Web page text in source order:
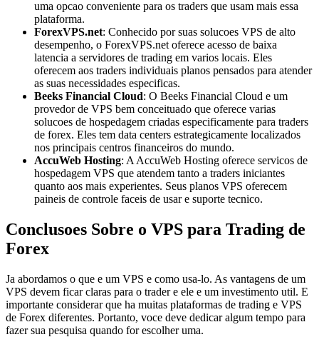
uma opcao conveniente para os traders que usam mais essa
plataforma.
ForexVPS.net: Conhecido por suas solucoes VPS de alto
desempenho, o ForexVPS.net oferece acesso de baixa
latencia a servidores de trading em varios locais. Eles
oferecem aos traders individuais planos pensados para atender
as suas necessidades especificas.
Beeks Financial Cloud: O Beeks Financial Cloud e um
provedor de VPS bem conceituado que oferece varias
solucoes de hospedagem criadas especificamente para traders
de forex. Eles tem data centers estrategicamente localizados
nos principais centros financeiros do mundo.
AccuWeb Hosting: A AccuWeb Hosting oferece servicos de
hospedagem VPS que atendem tanto a traders iniciantes
quanto aos mais experientes. Seus planos VPS oferecem
paineis de controle faceis de usar e suporte tecnico.
Conclusoes Sobre o VPS para Trading de
Forex
Ja abordamos o que e um VPS e como usa-lo. As vantagens de um
VPS devem ficar claras para o trader e ele e um investimento util. E
importante considerar que ha muitas plataformas de trading e VPS
de Forex diferentes. Portanto, voce deve dedicar algum tempo para
fazer sua pesquisa quando for escolher uma.